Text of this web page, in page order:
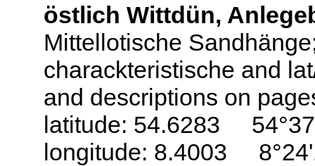
östlich Wittdün,
Mittellotische
charackteristische and
and descriptions on
latitude: 54.6283
longitude: 8.4003